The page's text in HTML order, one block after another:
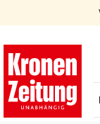
account_circle Anmelden